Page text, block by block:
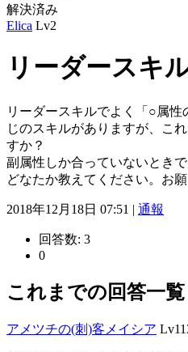
解決済み
Elica Lv2
リーダースキ
リーダースキルでよく「○属
じのスキルがありますが、こ
すか？
副属性しか合っていないとき
どなたか教えてください。お願
2018年12月18日 07:51 | 通報
回答数: 3
0
これまでの回答一覧
アメツチの(刺)客メイシア